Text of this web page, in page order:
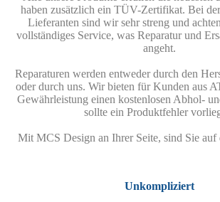
haben zusätzlich ein TÜV-Zertifikat. Bei
Lieferanten sind wir sehr streng und
vollständiges Service, was Reparatur und
angeht.
Reparaturen werden entweder durch den
oder durch uns. Wir bieten für Kunden aus
Gewährleistung einen kostenlosen Abhol-
sollte ein Produktfehler
Mit MCS Design an Ihrer Seite, sind Sie auf
Unkompliziert